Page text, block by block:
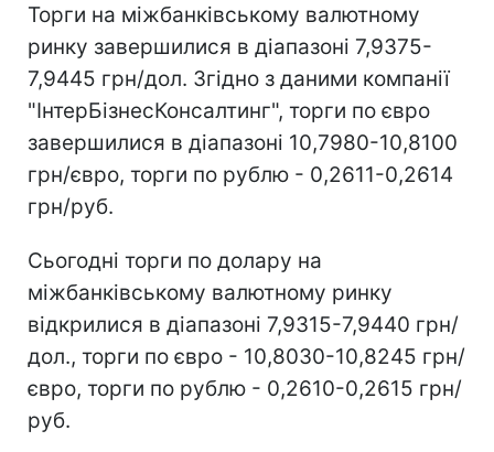
Торги на міжбанківському валютному
ринку завершилися в діапазоні 7,9375-
7,9445 грн/дол. Згідно з даними компанії
"ІнтерБізнесКонсалтинг", торги по євро
завершилися в діапазоні 10,7980-10,8100
грн/євро, торги по рублю - 0,2611-0,2614
грн/руб.
Сьогодні торги по долару на
міжбанківському валютному ринку
відкрилися в діапазоні 7,9315-7,9440 грн/
дол., торги по євро - 10,8030-10,8245 грн/
євро, торги по рублю - 0,2610-0,2615 грн/
руб.